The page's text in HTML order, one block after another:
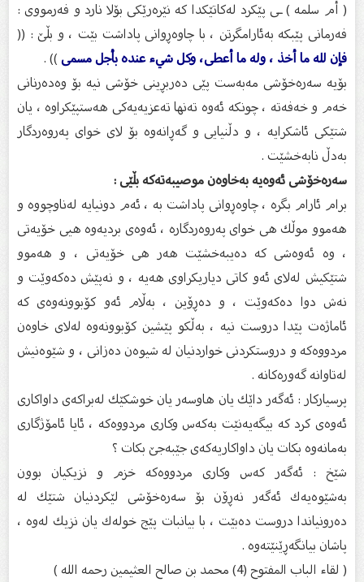
( أم سلمە ) ـی پێكرد لەكاتێكدا كە نێرەرێكی بۆلا نارد و فەرمووی :
فەرمانی پێبكە بەئارامگرتن ، با چاوەڕوانی پاداشت بێت ، و بڵێ‌ : ((
فإن لله ما أخذ ، وله ما أعطى، وكل شيء عنده بأجل مسمى)) .
بۆیە سەرەخۆشی مەبەست پێی دەربڕینی خۆشی نیە بۆ وەدەرنانی
خەم و خەفەته ، چونكە ئەوە تەنها تەعزیەیەكی هەستپێكراوە ، یان
شتێكی ئاشكرایە ، و دڵنیایی و گەڕانەوە بۆ لای خوای پەروەردگار
بەدڵ نابەخشێت .
سەرەخۆشی ئەوەیە بەخاوەن موصیبەتەكە بڵێی :
برام ئارام بگرە ، چاوەڕوانی پاداشت بە ، ئەم دونیایە لەناوچووە و
هەموو موڵك هی خوای پەروەردگارە ، ئەوەی بردیەوە هیی خۆیەتی
، وە ئەوەشی كە دەیبەخشێت هەر هی خۆیەتی ، و هەموو
شتێكیش لەلای ئەو كاتی دیاریكراوی هەیە ، و نەپێش دەكەوێت و
نەش دوا دەكەوێت ، و دەڕۆین ، بەڵام ئەو كۆبوونەوەی كە
ئاماژەت پێدا دروست نیە ، بەڵكو پێشین كۆبوونەوە لەلای خاوەن
مردووەكە و دروستكردنی خواردنیان لە شیوەن دەزانی ، و شێوەنیش
لەتاوانە گەورەكانە .
پرسیاركار : ئەگەر داێك یان هاوسەر یان خوشكێك لەبراكەی داواكاری
ئەوەی كرد كە بیگەیەنێت بەكەس وكاری مردووەكە ، ئایا ئامۆژگاری
بەمانەوە بكات یان داواكاریەكەی جێبەجێ‌ بكات ؟
شێخ : ئەگەر كەس وكاری مردووەكە خزم و نزیكیان بوون
بەشێوەیەك ئەگەر نەڕۆن بۆ سەرەخۆشی لێكردنیان شتێك لە
دەرونیاندا دروست دەبێت ، با بیانبات پێج خولەك یان نزیك لەوە ،
پاشان بیانگەڕێنێتەوە .
( لقاء الباب المفتوح (4) محمد بن صالح العثيمين رحمه الله )